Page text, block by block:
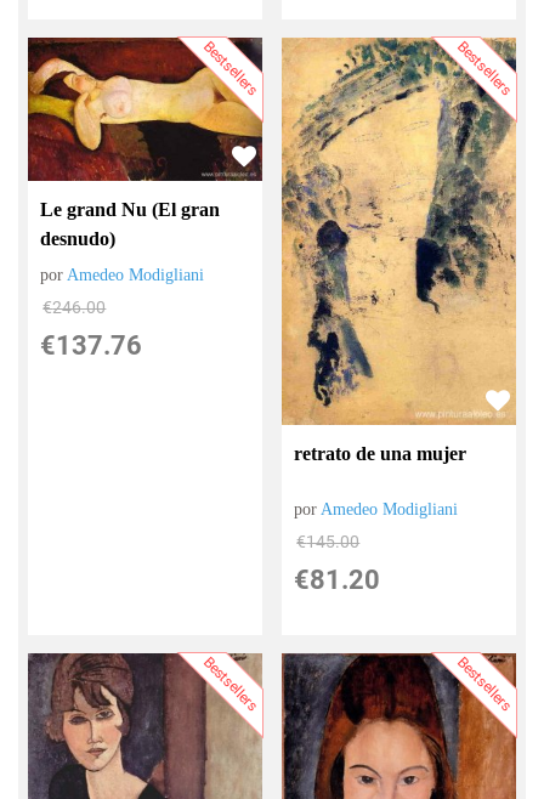
Bestsellers
Le grand Nu (El gran
desnudo)
por Amedeo Modigliani
€246.00
€137.76
Bestsellers
retrato de una mujer
por Amedeo Modigliani
€145.00
€81.20
Bestsellers Bestsellers